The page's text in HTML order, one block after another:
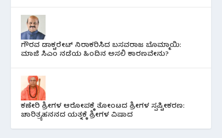
ಗೌರವ ಡಾಕ್ಟರೇಟ್ ನಿರಾಕರಿಸಿದ ಬಸವರಾಜ ಬೊಮ್ಮಾಯಿ:
ಮಾಜಿ ಸಿಎಂ ನಡೆಯ ಹಿಂದಿನ ಅಸಲಿ ಕಾರಣವೇನು?
ಕಣೇರಿ ಶ್ರೀಗಳ ಆರೋಪಕ್ಕೆ ತೋಂಟದ ಶ್ರೀಗಳ ಸ್ಪಷ್ಟೀಕರಣ:
ಚಾರಿತ್ರ್ಯಹನನದ ಯತ್ನಕ್ಕೆ ಶ್ರೀಗಳ ವಿಷಾದ